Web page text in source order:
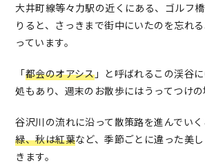
大井町線等々力駅の近くにある、ゴルフ
りると、さっきまで街中にいたのを忘れ
っています。
「都会のオアシス」と呼ばれるこの渓谷
処もあり、週末のお散歩にはうってつけの
谷沢川の流れに沿って散策路を進んでい
緑、秋は紅葉など、季節ごとに違った美
きます。